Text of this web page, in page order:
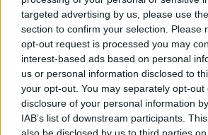
targeted advertising by us, please use
section to confirm your selection. Please
opt-out request is processed you may
interest-based ads based on personal
us or personal information disclosed to
your opt-out. You may separately opt-
disclosure of your personal information
IAB’s list of downstream participants.
also be disclosed by us to third parties
ADR Revelastur